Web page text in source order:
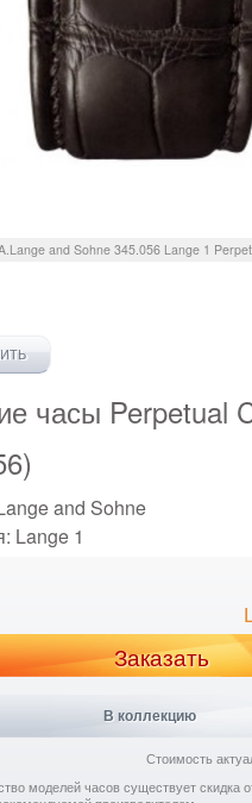
and Sohne 345.056 Lange 1
часы Perpetual
and Sohne
Lange 1
Заказать
В коллекцию
Стоимость
моделей часов существует скидка